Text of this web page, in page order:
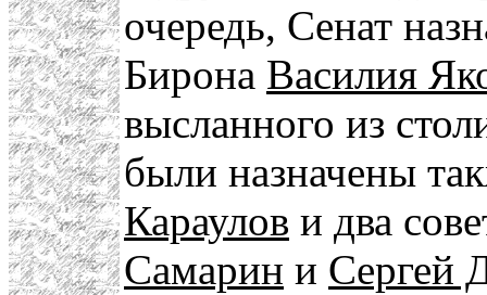
очередь, Сенат
Бирона Василия
высланного из
были назначены
Караулов и два
Самарин и Сергей